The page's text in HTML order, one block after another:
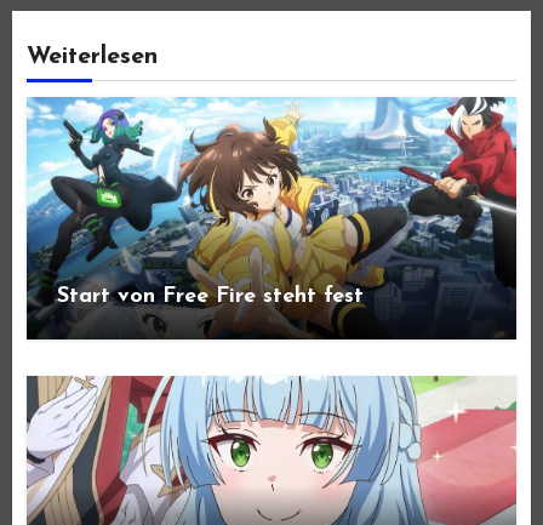
Weiterlesen
Start von Free Fire steht fest